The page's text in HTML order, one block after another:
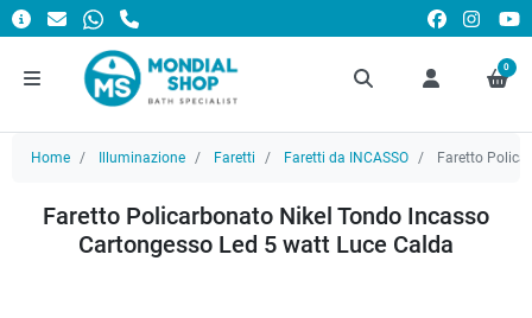
0
Home Illuminazione Faretti Faretti da INCASSO Faretto
Faretto Policarbonato Nikel Tondo Incasso
Cartongesso Led 5 watt Luce Calda